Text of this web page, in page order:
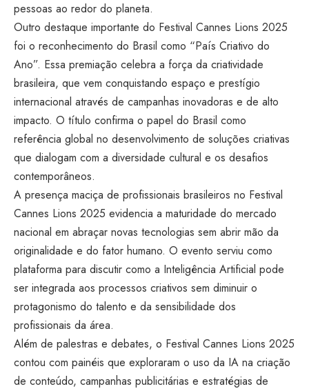
pessoas ao redor do planeta.
Outro destaque importante do Festival Cannes Lions 2025
foi o reconhecimento do Brasil como “País Criativo do
Ano”. Essa premiação celebra a força da criatividade
brasileira, que vem conquistando espaço e prestígio
internacional através de campanhas inovadoras e de alto
impacto. O título confirma o papel do Brasil como
referência global no desenvolvimento de soluções criativas
que dialogam com a diversidade cultural e os desafios
contemporâneos.
A presença maciça de profissionais brasileiros no Festival
Cannes Lions 2025 evidencia a maturidade do mercado
nacional em abraçar novas tecnologias sem abrir mão da
originalidade e do fator humano. O evento serviu como
plataforma para discutir como a Inteligência Artificial pode
ser integrada aos processos criativos sem diminuir o
protagonismo do talento e da sensibilidade dos
profissionais da área.
Além de palestras e debates, o Festival Cannes Lions 2025
contou com painéis que exploraram o uso da IA na criação
de conteúdo, campanhas publicitárias e estratégias de